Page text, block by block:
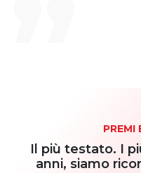
PREMI
Il più testato. I
anni, siamo